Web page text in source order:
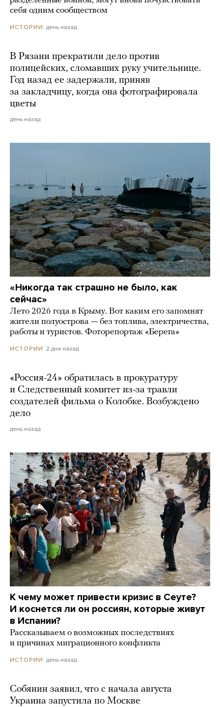
себя одним сообществом
ИСТОРИИ день назад
В Рязани прекратили дело против
полицейских, сломавших руку учительнице.
Год назад ее задержали, приняв
за закладчицу, когда она фотографировала
цветы
день назад
«Никогда так страшно не было, как
сейчас»
Лето 2026 года в Крыму. Вот каким его запомнят
жители полуострова — без топлива, электричества,
работы и туристов. Фоторепортаж «Берега»
ИСТОРИИ 2 дня назад
«Россия-24» обратилась в прокуратуру
и Следственный комитет из-за травли
создателей фильма о Колобке. Возбуждено
дело
день назад
К чему может привести кризис в Сеуте?
И коснется ли он россиян, которые живут
в Испании?
Рассказываем о возможных последствиях
и причинах миграционного конфликта
ИСТОРИИ день назад
Собянин заявил, что с начала августа
Украина запустила по Москве